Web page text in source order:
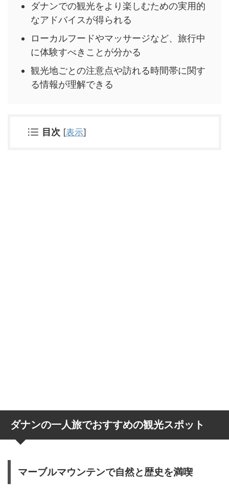
ダナンでの観光をより楽しむための実用的
なアドバイスが得られる
ローカルフードやマッサージなど、旅行中
に体験すべきことが分かる
観光地ごとの注意点や訪れる時間帯に関す
る情報が理解できる
目次 [表示]
ダナンの一人旅でおすすめの観光スポット
マーブルマウンテンで自然と歴史を満喫